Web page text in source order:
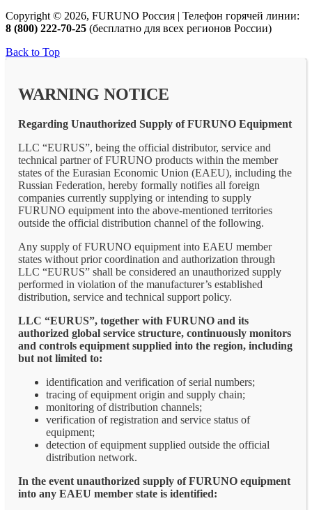
Copyright © 2026, FURUNO Россия | Телефон горячей линии:
8 (800) 222-70-25 (бесплатно для всех регионов России)
Back to Top
WARNING NOTICE
Regarding Unauthorized Supply of FURUNO Equipment
LLC “EURUS”, being the official distributor, service and
technical partner of FURUNO products within the member
states of the Eurasian Economic Union (EAEU), including the
Russian Federation, hereby formally notifies all foreign
companies currently supplying or intending to supply
FURUNO equipment into the above-mentioned territories
outside the official distribution channel of the following.
Any supply of FURUNO equipment into EAEU member
states without prior coordination and authorization through
LLC “EURUS” shall be considered an unauthorized supply
performed in violation of the manufacturer’s established
distribution, service and technical support policy.
LLC “EURUS”, together with FURUNO and its
authorized global service structure, continuously monitors
and controls equipment supplied into the region, including
but not limited to:
identification and verification of serial numbers;
tracing of equipment origin and supply chain;
monitoring of distribution channels;
verification of registration and service status of
equipment;
detection of equipment supplied outside the official
distribution network.
In the event unauthorized supply of FURUNO equipment
into any EAEU member state is identified: